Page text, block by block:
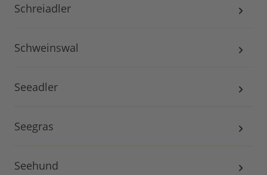
Schreiadler
Schweinswal
Seeadler
Seegras
Seehund